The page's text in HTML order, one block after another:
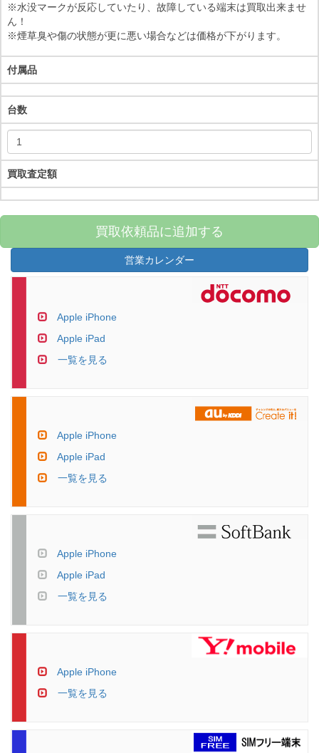
※水没マークが反応していたり、故障している端末は買取出来ませ
ん！
※煙草臭や傷の状態が更に悪い場合などは価格が下がります。
付属品
台数
買取査定額
買取依頼品に追加する
営業カレンダー
Apple iPhone
Apple iPad
一覧を見る
Apple iPhone
Apple iPad
一覧を見る
Apple iPhone
Apple iPad
一覧を見る
Apple iPhone
一覧を見る